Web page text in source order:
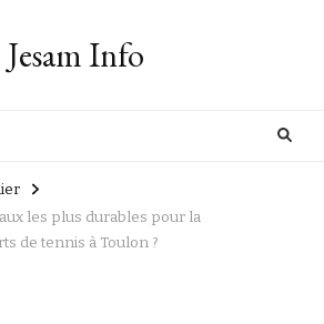
Jesam Info
les plus durables pour la
de tennis à Toulon ?